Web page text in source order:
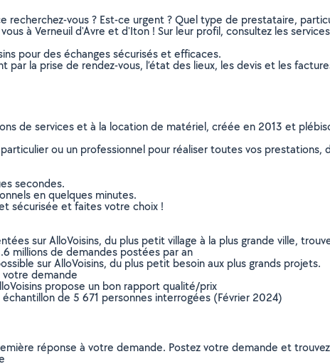
vous ? Est-ce urgent ? Quel type de prestataire,
à Verneuil d'Avre et d'Iton ! Sur leur profil, consultez les
pour des échanges sécurisés et efficaces.
la prise de rendez-vous, l’état des lieux, les devis et les
de services et à la location de matériel, créée en 2013 et
ou un professionnel pour réaliser toutes vos
secondes.
en quelques minutes.
sécurisée et faites votre choix !
sur AlloVoisins, du plus petit village à la plus grande ville,
millions de demandes postées par an
sur AlloVoisins, du plus petit besoin aux plus grands projets.
votre demande
propose un bon rapport qualité/prix
de 5 671 personnes interrogées (Février 2024)
réponse à votre demande. Postez votre demande et